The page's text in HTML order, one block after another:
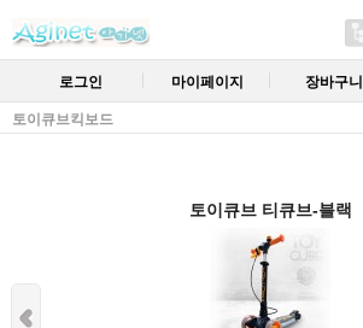
로그인 마이페이지 장바구니
토이큐브킥보드
토이큐브 티큐브-블랙